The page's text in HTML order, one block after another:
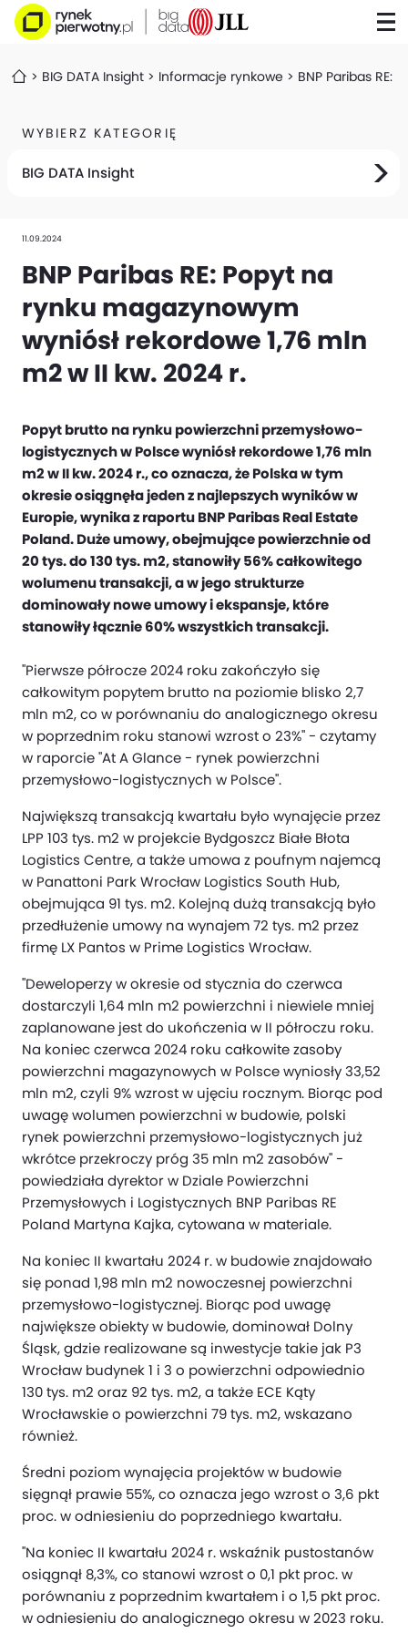
BIG DATA Insight Informacje rynkowe BNP Paribas RE:
WYBIERZ KATEGORIĘ
BIG DATA Insight
11.09.2024
BNP Paribas RE: Popyt na
rynku magazynowym
wyniósł rekordowe 1,76 mln
m2 w II kw. 2024 r.
Popyt brutto na rynku powierzchni przemysłowo-
logistycznych w Polsce wyniósł rekordowe 1,76 mln
m2 w II kw. 2024 r., co oznacza, że Polska w tym
okresie osiągnęła jeden z najlepszych wyników w
Europie, wynika z raportu BNP Paribas Real Estate
Poland. Duże umowy, obejmujące powierzchnie od
20 tys. do 130 tys. m2, stanowiły 56% całkowitego
wolumenu transakcji, a w jego strukturze
dominowały nowe umowy i ekspansje, które
stanowiły łącznie 60% wszystkich transakcji.
"Pierwsze półrocze 2024 roku zakończyło się
całkowitym popytem brutto na poziomie blisko 2,7
mln m2, co w porównaniu do analogicznego okresu
w poprzednim roku stanowi wzrost o 23%" - czytamy
w raporcie "At A Glance - rynek powierzchni
przemysłowo-logistycznych w Polsce".
Największą transakcją kwartału było wynajęcie przez
LPP 103 tys. m2 w projekcie Bydgoszcz Białe Błota
Logistics Centre, a także umowa z poufnym najemcą
w Panattoni Park Wrocław Logistics South Hub,
obejmująca 91 tys. m2. Kolejną dużą transakcją było
przedłużenie umowy na wynajem 72 tys. m2 przez
firmę LX Pantos w Prime Logistics Wrocław.
"Deweloperzy w okresie od stycznia do czerwca
dostarczyli 1,64 mln m2 powierzchni i niewiele mniej
zaplanowane jest do ukończenia w II półroczu roku.
Na koniec czerwca 2024 roku całkowite zasoby
powierzchni magazynowych w Polsce wyniosły 33,52
mln m2, czyli 9% wzrost w ujęciu rocznym. Biorąc pod
uwagę wolumen powierzchni w budowie, polski
rynek powierzchni przemysłowo-logistycznych już
wkrótce przekroczy próg 35 mln m2 zasobów" -
powiedziała dyrektor w Dziale Powierzchni
Przemysłowych i Logistycznych BNP Paribas RE
Poland Martyna Kajka, cytowana w materiale.
Na koniec II kwartału 2024 r. w budowie znajdowało
się ponad 1,98 mln m2 nowoczesnej powierzchni
przemysłowo-logistycznej. Biorąc pod uwagę
największe obiekty w budowie, dominował Dolny
Śląsk, gdzie realizowane są inwestycje takie jak P3
Wrocław budynek 1 i 3 o powierzchni odpowiednio
130 tys. m2 oraz 92 tys. m2, a także ECE Kąty
Wrocławskie o powierzchni 79 tys. m2, wskazano
również.
Średni poziom wynajęcia projektów w budowie
sięgnął prawie 55%, co oznacza jego wzrost o 3,6 pkt
proc. w odniesieniu do poprzedniego kwartału.
"Na koniec II kwartału 2024 r. wskaźnik pustostanów
osiągnął 8,3%, co stanowi wzrost o 0,1 pkt proc. w
porównaniu z poprzednim kwartałem i o 1,5 pkt proc.
w odniesieniu do analogicznego okresu w 2023 roku.